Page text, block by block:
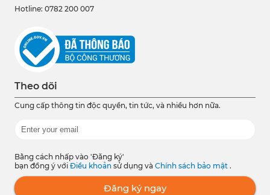
Hotline: 0782 200 007
Theo dõi
Cung cấp thông tin độc quyền, tin tức, và nhiều hơn nữa.
Bằng cách nhấp vào 'Đăng ký'
bạn đồng ý với Điều khoản sử dụng và Chính sách bảo mật .
Đăng ký ngay